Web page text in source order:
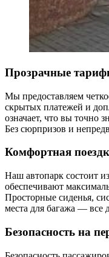
Прозрачные
Мы предоставляем
скрытых платежей и
означает, что вы точно
Без сюрпризов и
Комфортная
Наш автопарк состоит
обеспечивают
Просторные сиденья,
места для багажа — все
Безопасность на